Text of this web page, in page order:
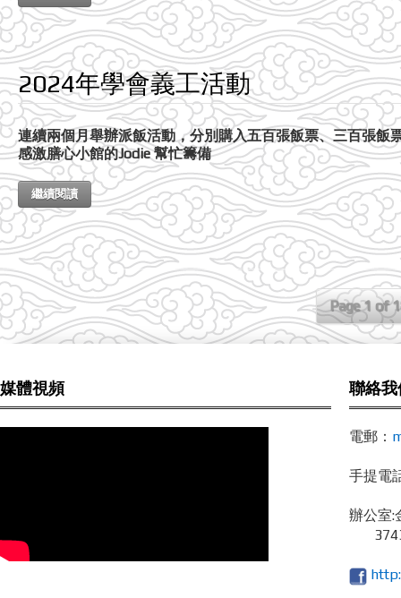
2024年學會義工活動
連續兩個月舉辦派飯活動，分別購入五百張飯票、三百張
感激膳心小館的Jodie 幫忙籌備
繼續閱讀
Page 1 of
媒體視頻 聯絡我
電郵：
手提電
辦公室: